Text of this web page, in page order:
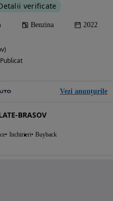
verificate
Benzina 2022
Vezi anunțurile
BRASOV
Inchirieri Buyback